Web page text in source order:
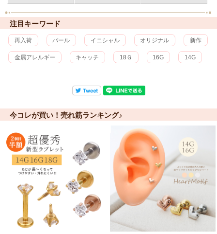
注目キーワード
再入荷 パール イニシャル オリジナル 新作
金属アレルギー キャッチ 18Ｇ 16G 14G
今コレが買い！売れ筋ランキング♪